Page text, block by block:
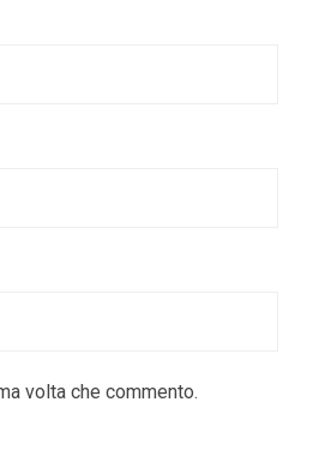
volta che commento.